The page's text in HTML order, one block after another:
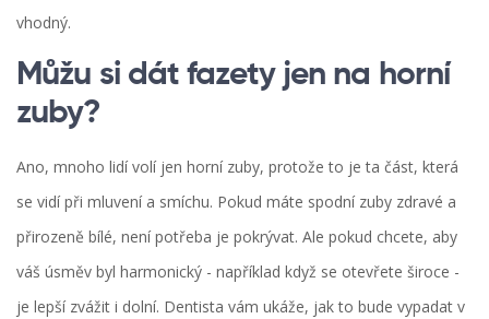
vhodný.
Můžu si dát fazety jen na horní
zuby?
Ano, mnoho lidí volí jen horní zuby, protože to je ta část, která
se vidí při mluvení a smíchu. Pokud máte spodní zuby zdravé a
přirozeně bílé, není potřeba je pokrývat. Ale pokud chcete, aby
váš úsměv byl harmonický - například když se otevřete široce -
je lepší zvážit i dolní. Dentista vám ukáže, jak to bude vypadat v